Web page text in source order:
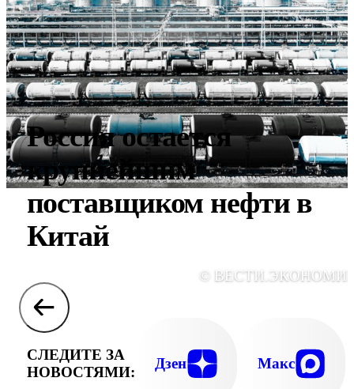
Россия остается
крупнейшим
поставщиком нефти в
Китай
©
СЛЕДИТЕ ЗА
НОВОСТЯМИ:
Дзен Макс